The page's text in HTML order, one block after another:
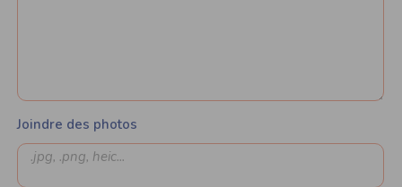
Joindre des photos